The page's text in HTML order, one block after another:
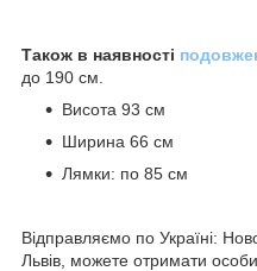
Також в наявності
до 190 см.
Висота 93 см
Ширина 66 см
Лямки: по 85 см
Відправляємо по Україні:
Львів, можете отримати